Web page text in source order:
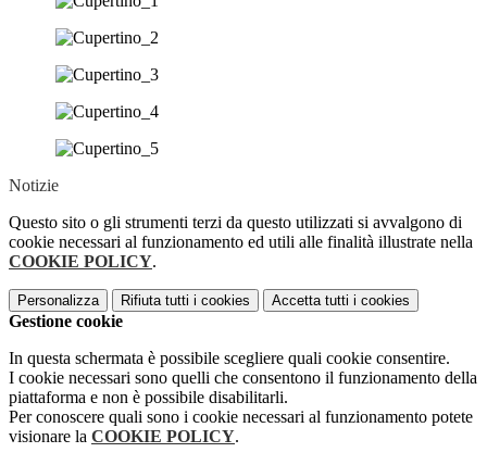
Notizie
Questo sito o gli strumenti terzi da questo utilizzati si avvalgono di
cookie necessari al funzionamento ed utili alle finalità illustrate nella
COOKIE POLICY.
Personalizza Rifiuta tutti i cookies Accetta tutti i cookies
Gestione cookie
In questa schermata è possibile scegliere quali cookie consentire.
I cookie necessari sono quelli che consentono il funzionamento della
piattaforma e non è possibile disabilitarli.
Per conoscere quali sono i cookie necessari al funzionamento potete
visionare la COOKIE POLICY.